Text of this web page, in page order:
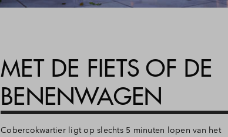
MET DE FIETS OF DE
BENENWAGEN
Cobercokwartier ligt op slechts 5 minuten lopen van het